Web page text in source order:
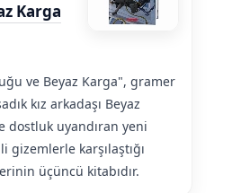
Karga
ve Beyaz Karga", gramer
kız arkadaşı Beyaz
dostluk uyandıran yeni
gizemlerle karşılaştığı
üçüncü kitabıdır.